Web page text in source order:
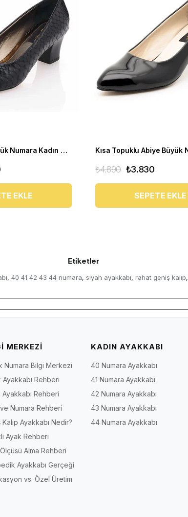
Kısa Topuklu Büyük Numara Kadın Stiletto Abiye Ayakkabı 1023 Siyah - 1023 51012 siy-SİYAH
EKLE
₺3.830
₺4.890
SEPETE EKLE
Etiketler
, 40 41 42 43 44 numara, siyah ayakkabı, rahat geniş kalıp,
MERKEZİ
Numara Bilgi Merkezi
Ayakkabı Rehberi
Ayakkabı Rehberi
ve Numara Rehberi
Kalıp Ayakkabı Nedir?
Ayak Rehberi
Alma Rehberi
Ayakkabı Gerçeği
vs. Özel Üretim
KADIN AYAKKABI
40 Numara Ayakkabı
41 Numara Ayakkabı
42 Numara Ayakkabı
43 Numara Ayakkabı
44 Numara Ayakkabı